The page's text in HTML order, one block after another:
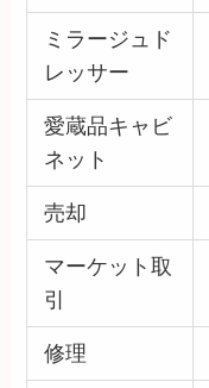
ミラージュド
レッサー
愛蔵品キャビ
ネット
売却
マーケット取
引
修理